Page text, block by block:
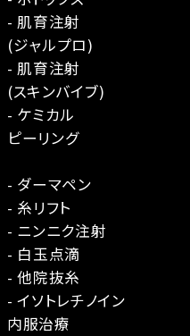
- 肌育注射
(ジャルプロ)
- 肌育注射
(スキンバイブ)
- ケミカル
ピーリング
- ダーマペン
- 糸リフト
- ニンニク注射
- 白玉点滴
- 他院抜糸
- イソトレチノイン
内服治療